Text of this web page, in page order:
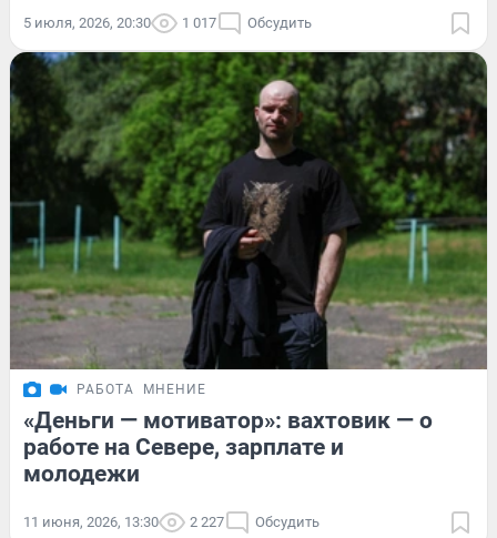
5 июля, 2026, 20:30 1 017 Обсудить
РАБОТА МНЕНИЕ
«Деньги — мотиватор»: вахтовик — о
работе на Севере, зарплате и
молодежи
11 июня, 2026, 13:30 2 227 Обсудить